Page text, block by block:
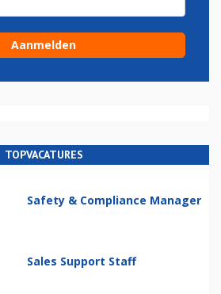
TOPVACATURES
Safety & Compliance Manager
Sales Support Staff